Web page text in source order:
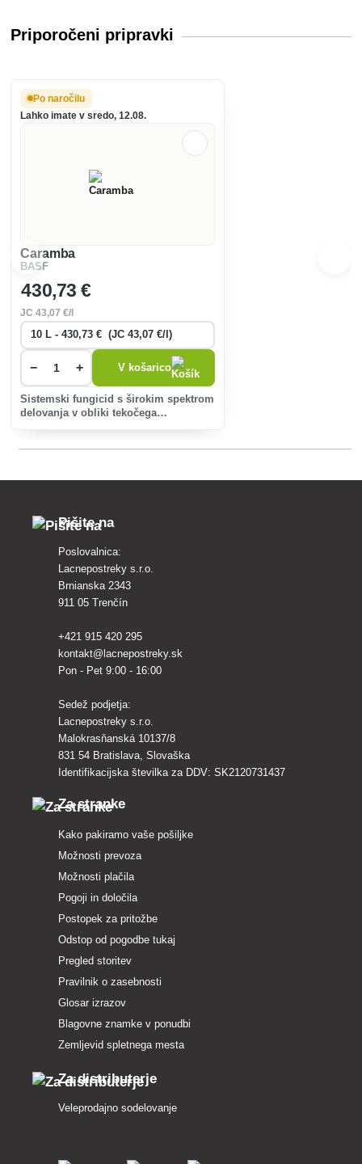
Priporočeni pripravki
Po naročilu
Lahko imate v sredo, 12.08.
Caramba
BASF
430,73 €
JC43,07 €/l
− + V košarico
Sistemski fungicid s širokim spektrom
delovanja v obliki tekočega
Pišite na
Poslovalnica:
Lacnepostreky s.r.o.
Brnianska 2343
911 05 Trenčín
+421 915 420 295
kontakt@lacnepostreky.sk
Pon - Pet 9:00 - 16:00
Sedež podjetja:
Lacnepostreky s.r.o.
Malokrasňanská 10137/8
831 54 Bratislava, Slovaška
Identifikacijska številka za DDV: SK2120731437
Za stranke
Kako pakiramo vaše pošiljke
Možnosti prevoza
Možnosti plačila
Pogoji in določila
Postopek za pritožbe
Odstop od pogodbe tukaj
Pregled storitev
Pravilnik o zasebnosti
Glosar izrazov
Blagovne znamke v ponudbi
Zemljevid spletnega mesta
Za distributerje
Veleprodajno sodelovanje